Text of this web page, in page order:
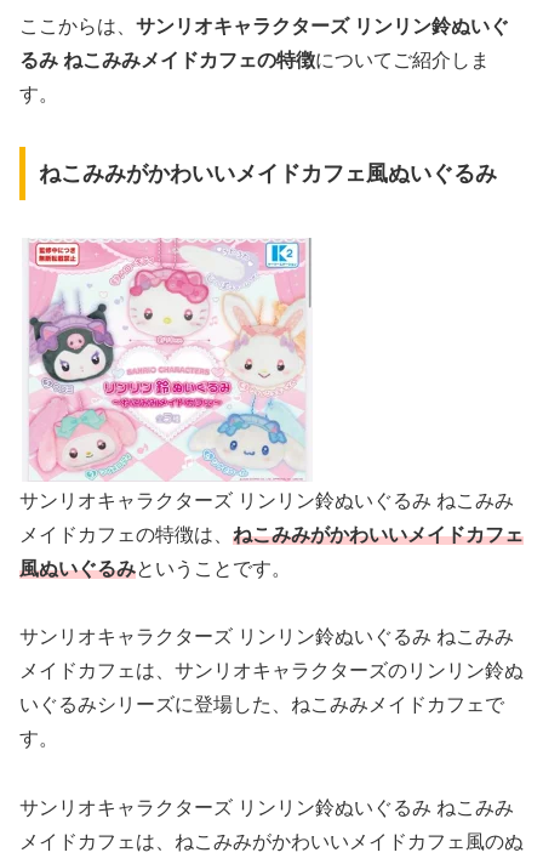
ここからは、 サンリオキャラクターズ リンリン鈴ぬいぐ
るみ ねこみみメイドカフェの特徴についてご紹介しま
す。
ねこみみがかわいいメイドカフェ風ぬいぐるみ
サンリオキャラクターズ リンリン鈴ぬいぐるみ ねこみみ
メイドカフェの特徴は、 ねこみみがかわいいメイドカフェ
風ぬいぐるみということです。
サンリオキャラクターズ リンリン鈴ぬいぐるみ ねこみみ
メイドカフェは、サンリオキャラクターズのリンリン鈴ぬ
いぐるみシリーズに登場した、ねこみみメイドカフェで
す。
サンリオキャラクターズ リンリン鈴ぬいぐるみ ねこみみ
メイドカフェは、ねこみみがかわいいメイドカフェ風のぬ